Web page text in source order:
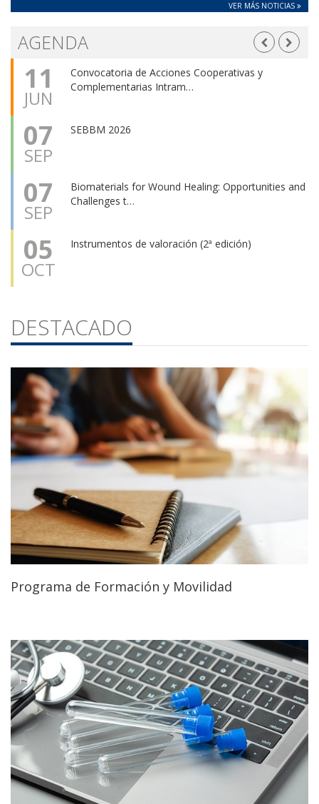
VER MÁS NOTICIAS
AGENDA
11
JUN
Convocatoria de Acciones Cooperativas y
Complementarias Intram…
07
SEP
SEBBM 2026
07
SEP
Biomaterials for Wound Healing: Opportunities and
Challenges t…
05
OCT
Instrumentos de valoración (2ª edición)
DESTACADO
Programa de Formación y Movilidad